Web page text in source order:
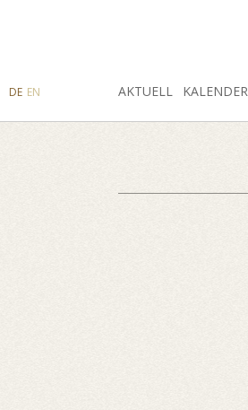
AKTUELL KALENDER
FACEBOOK
INSTAGRAM
SUCHE
DE EN